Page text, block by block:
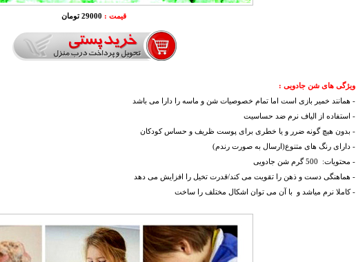
قیمت : 29000 تومان
ویژگی های شن جادویی :
- همانند خمیر بازی است اما تمام خصوصیات شن و ماسه را دارا می باشد
- استفاده از الیاف نرم ضد حساسیت
- بدون هیچ گونه ضرر و یا خطری برای پوست ظریف و حساس کودکان
- دارای رنگ های متنوع(ارسال به صورت رندم)
- محتویات: 500 گرم شن جادویی
- هماهنگی دست و ذهن را تقویت می کند/قدرت تخیل را افزایش می دهد
- کاملا نرم میاشد و با آن می توان اشکال مختلف را ساخت